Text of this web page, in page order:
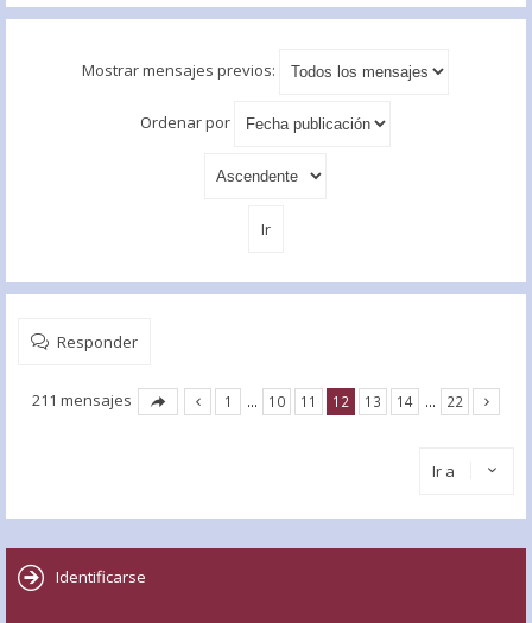
Mostrar mensajes previos:
Ordenar por
Responder
211 mensajes 1 … 10 11 12 13 14 … 22
Ir a
Identificarse